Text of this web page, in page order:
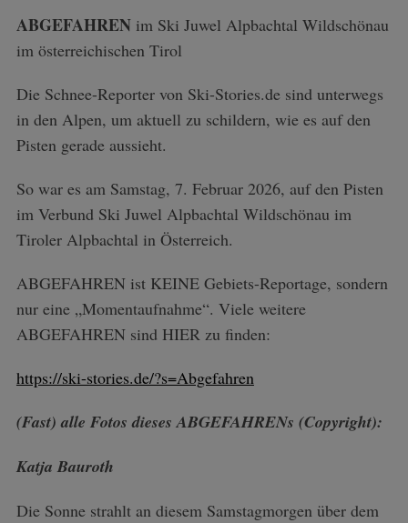
ABGEFAHRENim Ski Juwel Alpbachtal Wildschönau
im österreichischen Tirol
Die Schnee-Reporter von Ski-Stories.de sind unterwegs
in den Alpen, um aktuell zu schildern, wie es auf den
Pisten gerade aussieht.
So war es am Samstag, 7. Februar 2026, auf den Pisten
im Verbund Ski Juwel Alpbachtal Wildschönau im
Tiroler Alpbachtal in Österreich.
ABGEFAHREN ist KEINE Gebiets-Reportage, sondern
nur eine „Momentaufnahme“. Viele weitere
ABGEFAHREN sind HIER zu finden:
https://ski-stories.de/?s=Abgefahren
(Fast) alle Fotos dieses ABGEFAHRENs (Copyright):
Katja Bauroth
Die Sonne strahlt an diesem Samstagmorgen über dem